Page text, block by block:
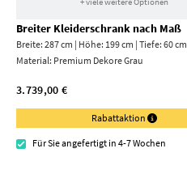
Breiter Kleiderschrank nach Maß
Breite: 287 cm | Höhe: 199 cm | Tiefe: 60 cm
Material: Premium Dekore Grau
3.739,00 €
Rabattaktion
Für Sie angefertigt in 4-7 Wochen